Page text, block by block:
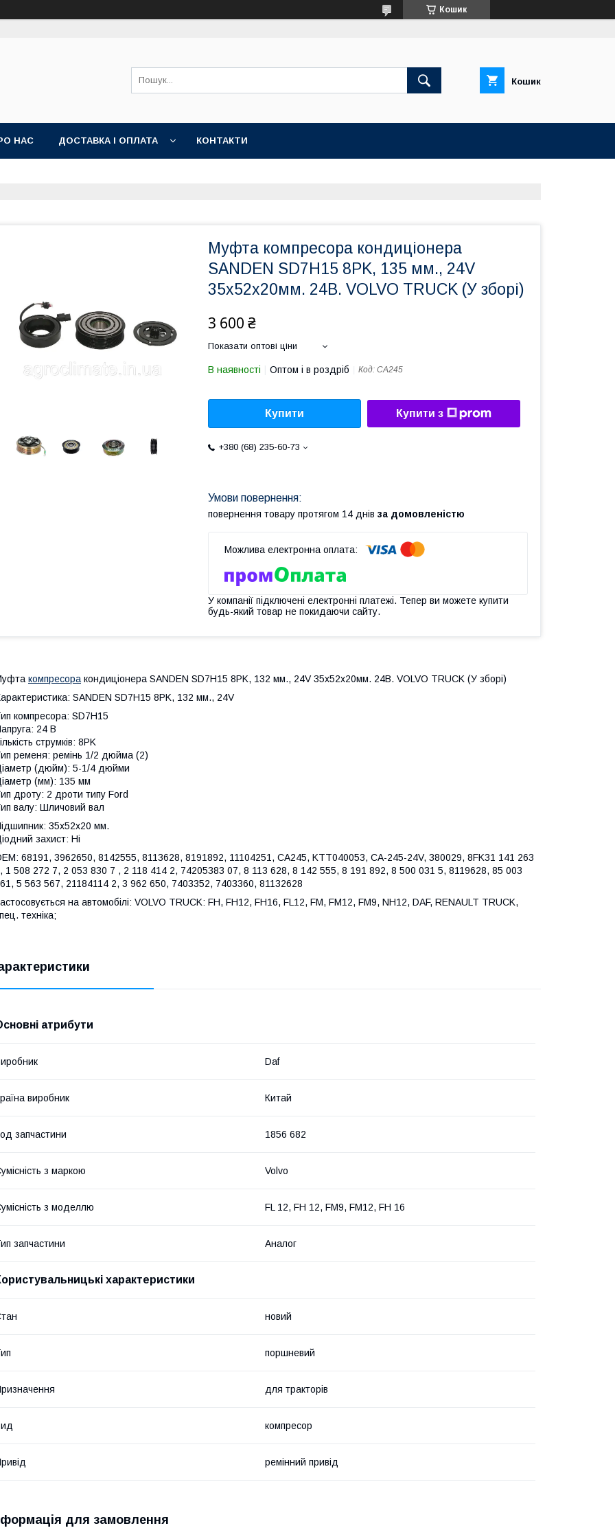
Кошик
Кошик
НАС ДОСТАВКА І ОПЛАТА КОНТАКТИ
Муфта компресора кондиціонера
SANDEN SD7H15 8PK, 135 мм., 24V
35x52x20мм. 24В. VOLVO TRUCK (У зборі)
3 600 ₴
Показати оптові ціни
В наявності Оптом і в роздріб Код: CA245
Купити Купити з
+380 (68) 235-60-73
повернення товару протягом 14 днів за домовленістю
У компанії підключені електронні платежі. Тепер ви можете купити
будь-який товар не покидаючи сайту.
компресора кондиціонера SANDEN SD7H15 8PK, 132 мм., 24V 35x52x20мм. 24В. VOLVO TRUCK (У зборі)
SANDEN SD7H15 8PK, 132 мм., 24V
компресора: SD7H15
24 В
струмків: 8PK
ременя: ремінь 1/2 дюйма (2)
(дюйм): 5-1/4 дюйми
(мм): 135 мм
дроту: 2 дроти типу Ford
валу: Шличовий вал
35x52x20 мм.
захист: Ні
68191, 3962650, 8142555, 8113628, 8191892, 11104251, CA245, KTT040053, CA-245-24V, 380029, 8FK31 141 263
1 508 272 7, 2 053 830 7 , 2 118 414 2, 74205383 07, 8 113 628, 8 142 555, 8 191 892, 8 500 031 5, 8119628, 85 003
5 563 567, 21184114 2, 3 962 650, 7403352, 7403360, 81132628
на автомобілі: VOLVO TRUCK: FH, FH12, FH16, FL12, FM, FM12, FM9, NH12, DAF, RENAULT TRUCK,
техніка;
атрибути
Daf
виробник Китай
запчастини 1856 682
з маркою Volvo
з моделлю FL 12, FH 12, FM9, FM12, FH 16
запчастини Аналог
характеристики
новий
поршневий
для тракторів
компресор
ремінний привід
для замовлення